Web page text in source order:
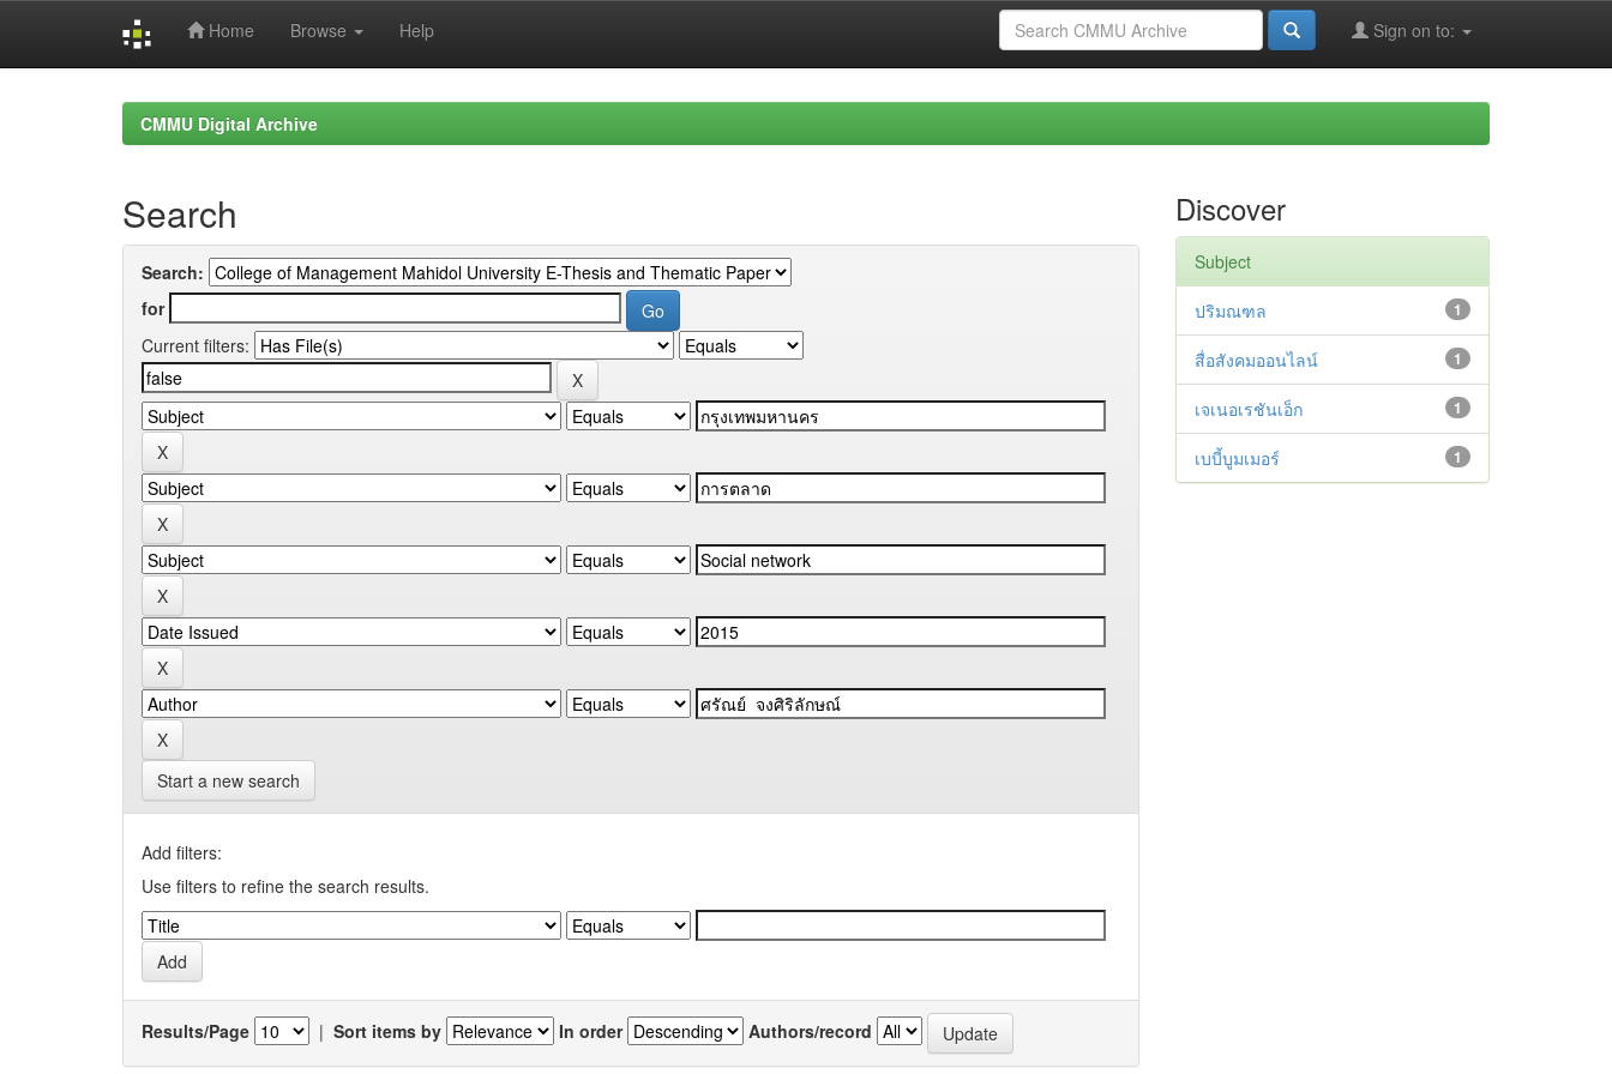
Home Browse Help Sign on to:
CMMU Digital Archive
Search
Search:
for
Current filters:
Start a new search
Add filters:
Use filters to refine the search results.
Results/Page | Sort items by In order Authors/record
Discover
Subject
1
ปริมณฑล
1
สื่อสังคมออนไลน์
1
เจเนอเรชันเอ็ก
1
เบบี้บูมเมอร์